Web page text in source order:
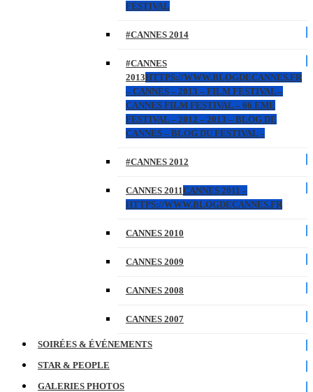
FESTIVAL
#CANNES 2014
#CANNES
2013HTTPS://WWW.BLOGDECANNES.FR
– CANNES – 2013 – FILM FESTIVAL –
CANNES FILM FESTIVAL – 66 EME
FESTIVAL – 2012 – 2013 – BLOG DE
CANNES – BLOG DU FESTIVAL –
#CANNES 2012
CANNES 2011CANNES 2011 –
HTTPS://WWW.BLOGDECANNES.FR
CANNES 2010
CANNES 2009
CANNES 2008
CANNES 2007
SOIRÉES & ÉVÉNEMENTS
STAR & PEOPLE
GALERIES PHOTOS